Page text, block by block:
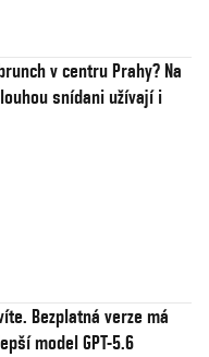
v centru Prahy? Na
snídani užívají i
Bezplatná verze má
model GPT-5.6